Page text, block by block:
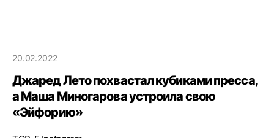
20.02.2022
Джаред Лето похвастал кубиками пресса,
а Маша Миногарова устроила свою
«Эйфорию»